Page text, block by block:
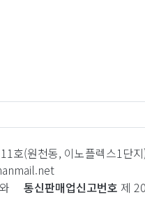
호(원천동, 이노플렉스1단
통신판매업신고번호 제